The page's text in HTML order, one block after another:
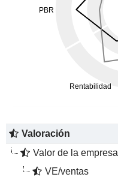
Valoración
Valor de la empresa
VE/ventas